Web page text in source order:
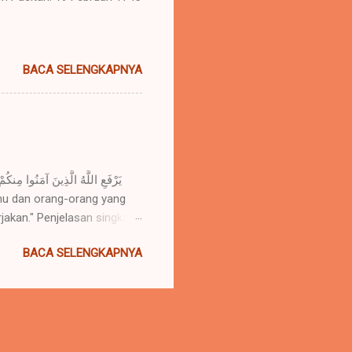
BACA SELENGKAPNYA
Penjelasan singkat:
2. Orang yang
begitu pula sebaliknya.
iman dan
untuk terus menuntut
BACA SELENGKAPNYA